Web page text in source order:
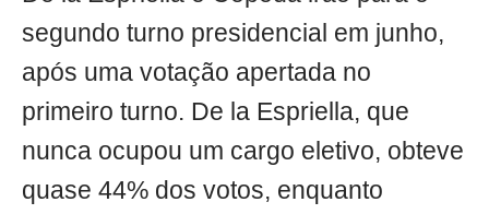
segundo turno presidencial em junho,
após uma votação apertada no
primeiro turno. De la Espriella, que
nunca ocupou um cargo eletivo, obteve
quase 44% dos votos, enquanto